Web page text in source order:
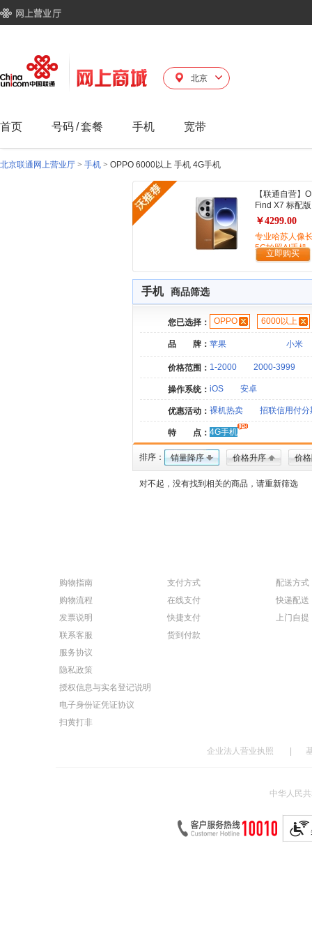
北京
首页 号码/套餐 手机 宽带
北京联通网上营业厅 > 手机 > OPPO 6000以上 手机 4G手机
【联通自营】
Find X7 标配版
￥4299.00
专业哈苏人像
5G拍照AI手机
立即购买
手机 商品筛选
您已选择： OPPO 6000以上
品 牌： 苹果 小米
价格范围： 1-2000 2000-3999
操作系统： iOS 安卓
优惠活动： 裸机热卖 招联信用付分
特 点： 4G手机
排序： 销量降序 价格升序 价
对不起，没有找到相关的商品，请重新筛选
购物指南
购物流程
发票说明
联系客服
服务协议
隐私政策
授权信息与实名登记说明
电子身份证凭证协议
扫黄打非
支付方式
在线支付
快捷支付
货到付款
配送方式
快递配送
上门自提
企业法人营业执照
中华人民